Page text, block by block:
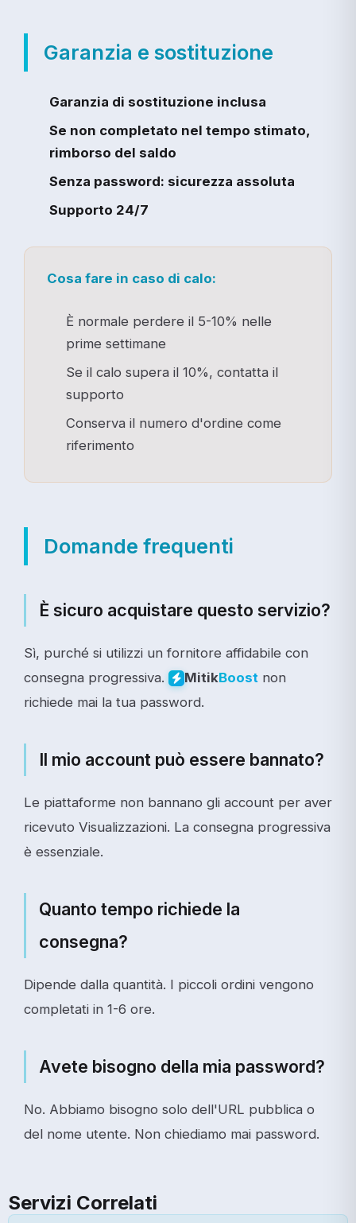
Garanzia e sostituzione
Garanzia di sostituzione inclusa
Se non completato nel tempo stimato,
rimborso del saldo
Senza password: sicurezza assoluta
Supporto 24/7
Cosa fare in caso di calo:
È normale perdere il 5-10% nelle
prime settimane
Se il calo supera il 10%, contatta il
supporto
Conserva il numero d'ordine come
riferimento
Domande frequenti
È sicuro acquistare questo servizio?
Sì, purché si utilizzi un fornitore affidabile con
consegna progressiva.
MitikBoost non
richiede mai la tua password.
Il mio account può essere bannato?
Le piattaforme non bannano gli account per aver
ricevuto Visualizzazioni. La consegna progressiva
è essenziale.
Quanto tempo richiede la
consegna?
Dipende dalla quantità. I piccoli ordini vengono
completati in 1-6 ore.
Avete bisogno della mia password?
No. Abbiamo bisogno solo dell'URL pubblica o
del nome utente. Non chiediamo mai password.
Servizi Correlati